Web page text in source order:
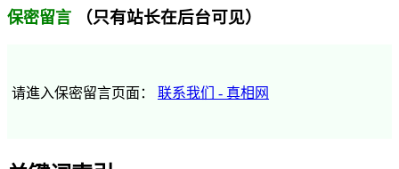
保密留言 （只有站长在后台可见）
请進入保密留言页面： 联系我们 - 真相网